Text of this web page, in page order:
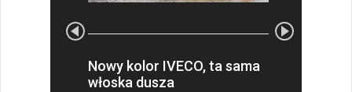
Nowy kolor IVECO, ta sama
włoska dusza